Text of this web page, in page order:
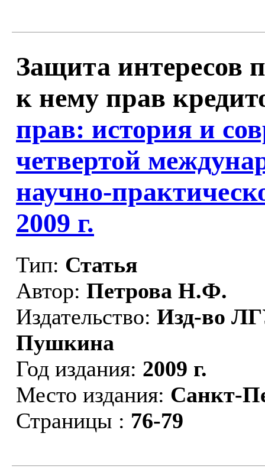
Защита интересов
к нему прав
прав: история и
четвертой
научно-
2009 г.
Тип: Статья
Автор: Петрова Н.Ф.
Издательство: Изд-во
Пушкина
Год издания: 2009 г.
Место издания: Санкт-
Страницы : 76-79